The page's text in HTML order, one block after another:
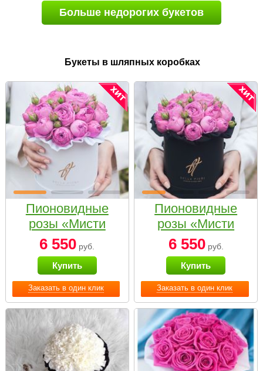
Больше недорогих букетов
Букеты в шляпных коробках
Заказать в один клик
Пионовидные
розы «Мисти
бабблс» в белой
коробке Small
6 550 руб.
Купить
Заказать в один клик
Пионовидные
розы «Мисти
бабблс» в
черной коробке
Small
6 550руб.
Купить